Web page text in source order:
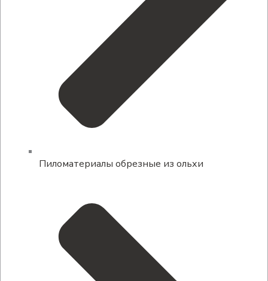
Пиломатериалы обрезные из ольхи